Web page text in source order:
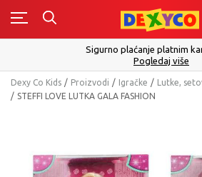
Sigurno plaćanje platnim
Pogledaj više
Dexy Co Kids Proizvodi Igračke Lutke,
STEFFI LOVE LUTKA GALA FASHION